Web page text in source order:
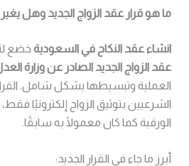
ما هو قرار عقد الزواج الجديد وهل
انشاء عقد النكاح في السعوديةخضع
عقد الزواج الجديد الصادر عن وزارة
العملية وتبسيطها بشكل شامل.
الشرعيين بتوثيق الزواج إلكترونيًا
الورقية كما كان معمولًا به سابقًا.
أبرز ما جاء في القرار الجديد: